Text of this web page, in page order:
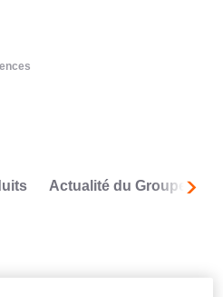
Actualité du Groupe